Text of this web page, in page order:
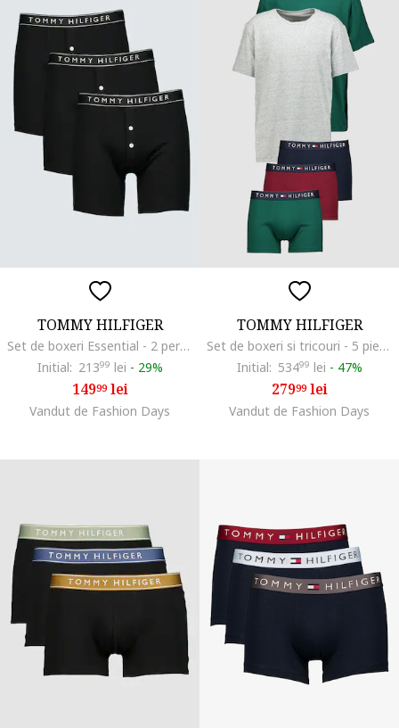
TOMMY HILFIGER
Set de boxeri Essential - 2 perechi, Negru/Alb murdar
Initial: 21399 lei - 29%
14999lei
Vandut de Fashion Days
TOMMY HILFIGER
Set de boxeri si tricouri - 5 piese, Verde/Gri melange/Bleumarin
Initial: 53499 lei - 47%
27999lei
Vandut de Fashion Days